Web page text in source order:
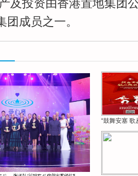
及投资由香港置地集团
成员之一。
“鼓舞安塞 歌